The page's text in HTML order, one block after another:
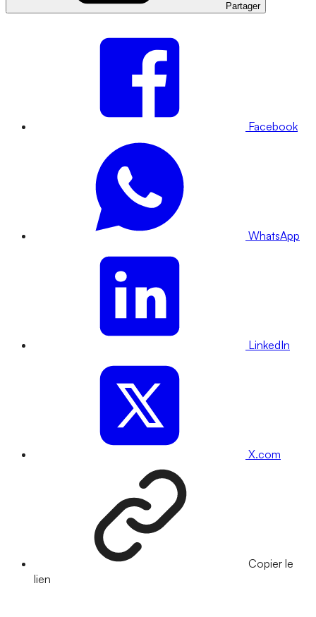
Partager
Facebook
WhatsApp
LinkedIn
X.com
Copier le
lien